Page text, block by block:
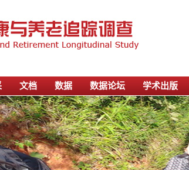
文档 数据 数据论坛 学术出版